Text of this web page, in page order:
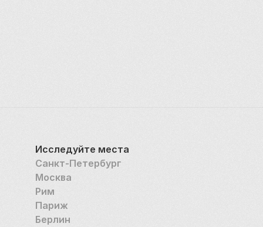
Исследуйте места
Санкт-Петербург
Москва
Рим
Париж
Берлин